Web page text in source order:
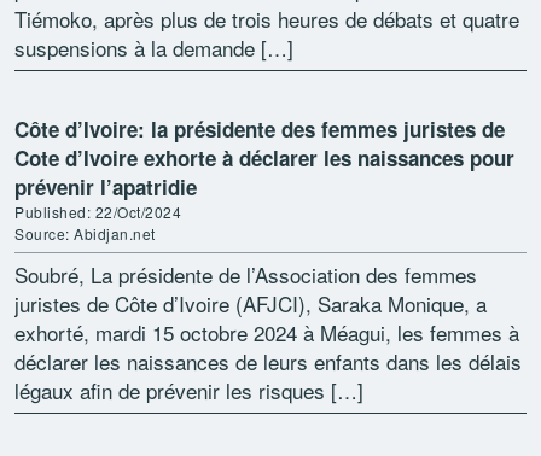
Tiémoko, après plus de trois heures de débats et quatre
suspensions à la demande […]
Côte d’Ivoire: la présidente des femmes juristes de
Cote d’Ivoire exhorte à déclarer les naissances pour
prévenir l’apatridie
Published: 22/Oct/2024
Source: Abidjan.net
Soubré, La présidente de l’Association des femmes
juristes de Côte d’Ivoire (AFJCI), Saraka Monique, a
exhorté, mardi 15 octobre 2024 à Méagui, les femmes à
déclarer les naissances de leurs enfants dans les délais
légaux afin de prévenir les risques […]